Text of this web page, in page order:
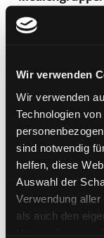
Wir verwenden
Wir verwenden
Technologien
sind notwendig
helfen, diese
Auswahl der
Verwendung
als auch den
Verfasser:
Mehr
Zweigstelle:
Signatur:
Standort 2: